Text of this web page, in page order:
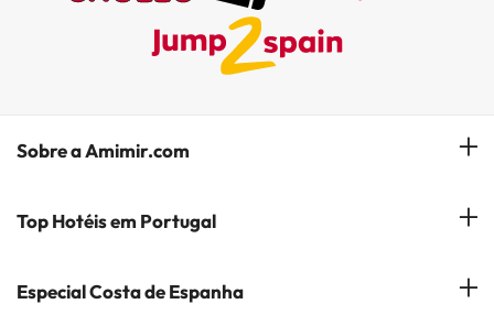
Sobre a Amimir.com
Quem somos?
Subscreva a nossa Newsletter
Top Hotéis em Portugal
Hóteis em Lisboa
Especial Costa de Espanha